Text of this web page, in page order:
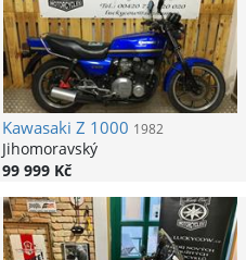
Kawasaki Z 1000 1982
Jihomoravský
99 999 Kč